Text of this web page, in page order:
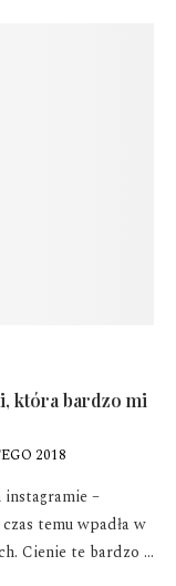
która bardzo mi
2018
–
temu wpadła w
Cienie te bardzo …